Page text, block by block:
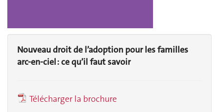
Nouveau droit de l’adoption pour les familles
arc-en-ciel : ce qu’il faut savoir
Télécharger la brochure